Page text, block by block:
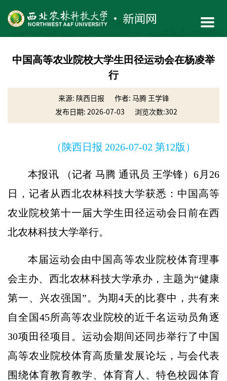
中国高等农业院校大学生田径运动会在杨凌举
行
来源: 陕西日报
作者: 马腾 王学锋
发布日期: 2026-07-03
浏览次数:302
（陕西日报 2026-07-02 第12版）
本报讯 （记者 马腾 通讯员 王学锋）6月26
日，记者从西北农林科技大学获悉：中国高等
农业院校第十一届大学生田径运动会日前在西
北农林科技大学举行。
本届运动会由中国高等农业院校体育理事
会主办、西北农林科技大学承办，主题为“健康
第一、兴农强国”。为期4天的比赛中，共有来
自全国45所高等农业院校的近千名运动员角逐
30项田径项目。运动会期间还同步举行了中国
高等农业院校体育高质量发展论坛，与会代表
围绕体育教育教学、体育育人、特色校园体育